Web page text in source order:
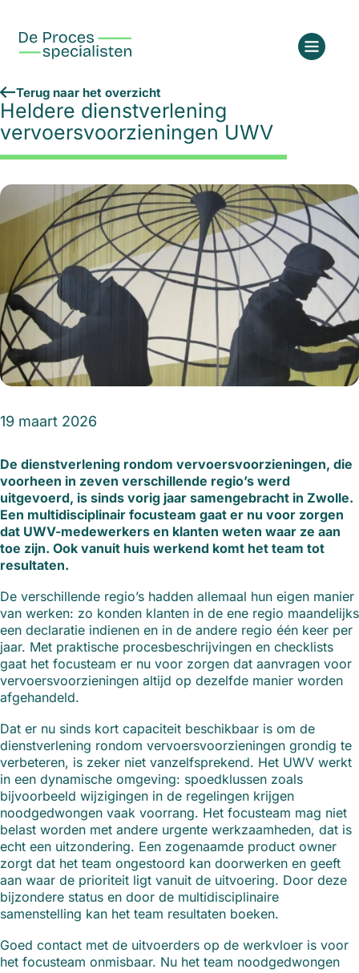
Terug naar het overzicht
Heldere dienstverlening
vervoersvoorzieningen UWV
19 maart 2026
De dienstverlening rondom vervoersvoorzieningen, die
voorheen in zeven verschillende regio’s werd
uitgevoerd, is sinds vorig jaar samengebracht in Zwolle.
Een multidisciplinair focusteam gaat er nu voor zorgen
dat UWV-medewerkers en klanten weten waar ze aan
toe zijn. Ook vanuit huis werkend komt het team tot
resultaten.
De verschillende regio’s hadden allemaal hun eigen manier
van werken: zo konden klanten in de ene regio maandelijks
een declaratie indienen en in de andere regio één keer per
jaar. Met praktische procesbeschrijvingen en checklists
gaat het focusteam er nu voor zorgen dat aanvragen voor
vervoersvoorzieningen altijd op dezelfde manier worden
afgehandeld.
Dat er nu sinds kort capaciteit beschikbaar is om de
dienstverlening rondom vervoersvoorzieningen grondig te
verbeteren, is zeker niet vanzelfsprekend. Het UWV werkt
in een dynamische omgeving: spoedklussen zoals
bijvoorbeeld wijzigingen in de regelingen krijgen
noodgedwongen vaak voorrang. Het focusteam mag niet
belast worden met andere urgente werkzaamheden, dat is
echt een uitzondering. Een zogenaamde product owner
zorgt dat het team ongestoord kan doorwerken en geeft
aan waar de prioriteit ligt vanuit de uitvoering. Door deze
bijzondere status en door de multidisciplinaire
samenstelling kan het team resultaten boeken.
Goed contact met de uitvoerders op de werkvloer is voor
het focusteam onmisbaar. Nu het team noodgedwongen